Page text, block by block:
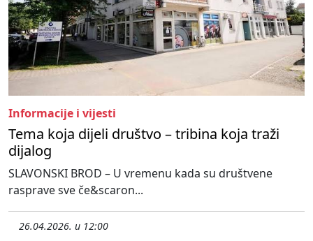
Informacije i vijesti
Tema koja dijeli društvo – tribina koja traži
dijalog
SLAVONSKI BROD – U vremenu kada su društvene
rasprave sve če&scaron...
26.04.2026. u 12:00